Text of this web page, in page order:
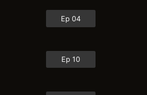
Ep 04
Ep 10